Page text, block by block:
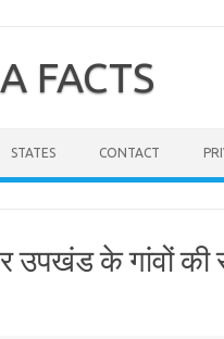
FACTS
STATES CONTACT
उपखंड के गांवों की